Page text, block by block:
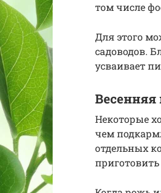
том числе
Для этого
садоводов.
усваивает
Некоторые
чем
отдельных